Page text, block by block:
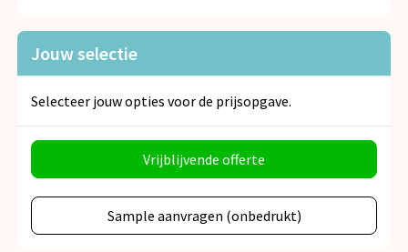
Spellen voor binnen en buiten
Veiligheid, Auto en Fiets
Vrije tijd en Strand
Jouw selectie
Selecteer jouw opties voor de prijsopgave.
Vrijblijvende offerte
Sample aanvragen (onbedrukt)